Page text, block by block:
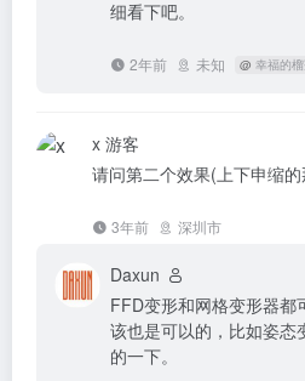
细看下吧。
2年前 未知 @ 幸福的
x 游客
请问第二个效果(上下申缩
3年前 深圳市
Daxun
FFD变形和网格变形器都
该也是可以的，比如姿态
的一下。